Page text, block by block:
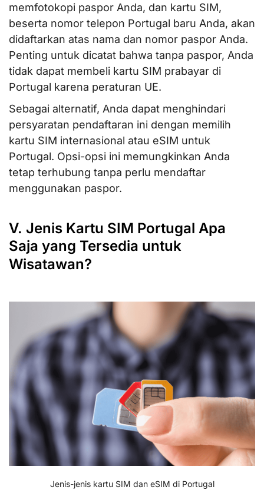
memfotokopi paspor Anda, dan kartu SIM,
beserta nomor telepon Portugal baru Anda, akan
didaftarkan atas nama dan nomor paspor Anda.
Penting untuk dicatat bahwa tanpa paspor, Anda
tidak dapat membeli kartu SIM prabayar di
Portugal karena peraturan UE.
Sebagai alternatif, Anda dapat menghindari
persyaratan pendaftaran ini dengan memilih
kartu SIM internasional atau eSIM untuk
Portugal. Opsi-opsi ini memungkinkan Anda
tetap terhubung tanpa perlu mendaftar
menggunakan paspor.
V. Jenis Kartu SIM Portugal Apa
Saja yang Tersedia untuk
Wisatawan?
Jenis-jenis kartu SIM dan eSIM di Portugal